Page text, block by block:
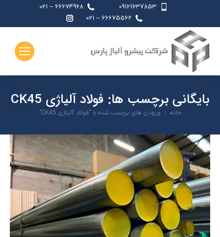
09121637853
66674968 – 021
66675562 – 021
page
بایگانی برچسب ها: فولاد آلیاژی CK45
شما اینجا هستید:
خانه ورودی های برچسب شده با "فولاد آلیاژی CK45"